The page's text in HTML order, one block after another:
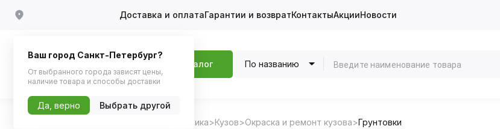
Доставка и оплатаГарантии и возвратКонтактыАкцииНовости
Каталог По названию
Автохимия, Автокосметика Кузов Окраска и ремонт кузова Грунтовки
Ваш город Санкт-Петербург?
От выбранного города зависят цены,
наличие товара и способы доставки
Да, верно Выбрать другой